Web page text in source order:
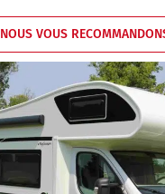
NOUS VOUS